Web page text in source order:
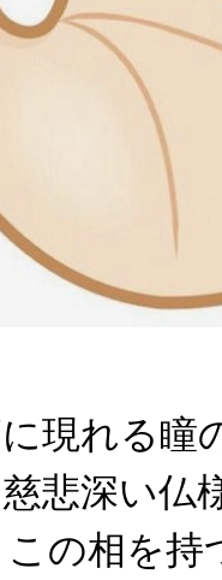
現れる瞳
慈悲深い
の相を持